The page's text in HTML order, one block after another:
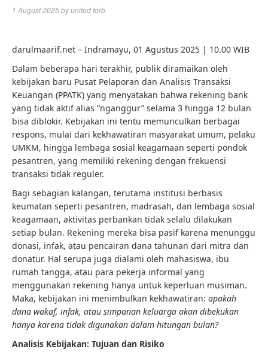
1 August 2025byunited forb
darulmaarif.net – Indramayu, 01 Agustus 2025 | 10.00 WIB
Dalam beberapa hari terakhir, publik diramaikan oleh
kebijakan baru Pusat Pelaporan dan Analisis Transaksi
Keuangan (PPATK) yang menyatakan bahwa rekening bank
yang tidak aktif alias “nganggur” selama 3 hingga 12 bulan
bisa diblokir. Kebijakan ini tentu memunculkan berbagai
respons, mulai dari kekhawatiran masyarakat umum, pelaku
UMKM, hingga lembaga sosial keagamaan seperti pondok
pesantren, yang memiliki rekening dengan frekuensi
transaksi tidak reguler.
Bagi sebagian kalangan, terutama institusi berbasis
keumatan seperti pesantren, madrasah, dan lembaga sosial
keagamaan, aktivitas perbankan tidak selalu dilakukan
setiap bulan. Rekening mereka bisa pasif karena menunggu
donasi, infak, atau pencairan dana tahunan dari mitra dan
donatur. Hal serupa juga dialami oleh mahasiswa, ibu
rumah tangga, atau para pekerja informal yang
menggunakan rekening hanya untuk keperluan musiman.
Maka, kebijakan ini menimbulkan kekhawatiran: apakah
dana wakaf, infak, atau simpanan keluarga akan dibekukan
hanya karena tidak digunakan dalam hitungan bulan?
Analisis Kebijakan: Tujuan dan Risiko